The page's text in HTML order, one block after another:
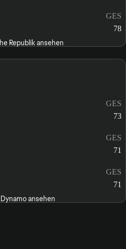
GES
78
Republik ansehen
GES
73
GES
71
GES
71
ansehen